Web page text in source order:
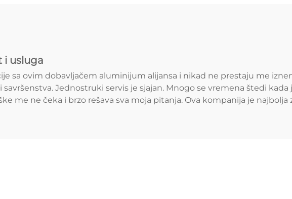
i usluga
sa ovim dobavljačem aluminijum alijansa i nikad ne prestaju me
savršenstva. Jednostruki servis je sjajan. Mnogo se vremena štedi
me ne čeka i brzo rešava sva moja pitanja. Ova kompanija je